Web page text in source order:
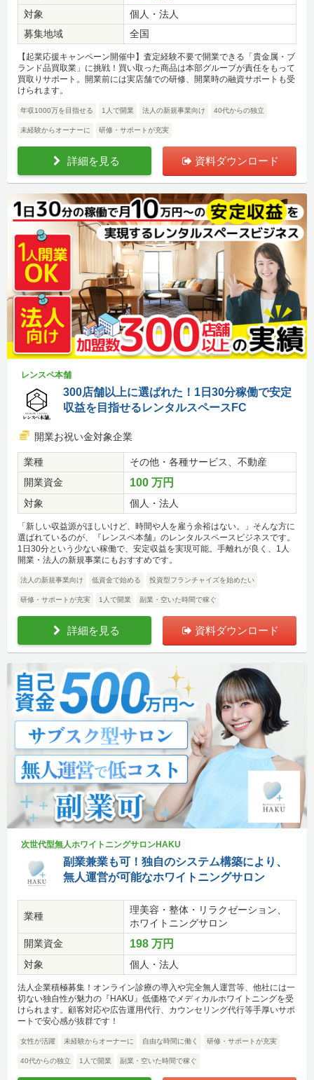
対象
個人・法人
募集地域
全国
【起業応援キャンペーン開催中】査定経験不要で開業できる「貴金属・ブ
ランド品買取業」に挑戦！買い取った商品は本部グループが責任をもって
買取りサポート。開業前には実店舗での研修、開業時の融資サポートも受
けられます。
年収1000万を目指せる 1人で開業 法人の新規事業向け 40代からの独立
未経験からオーナーに 研修・サポートが充実
詳細を見る 資料ダウンロード
レンスペ本舗
300店舗以上に選ばれた！1日30分稼働で安定
収益を目指せるレンタルスペースFC
開業お祝い金対象企業
業種
その他・各種サービス、不動産
開業資金
100 万円
対象 個人・法人
「新しい収益源がほしいけど、時間や人を雇う余裕はない。」そんな方に
選ばれているのが、『レンスペ本舗』のレンタルスペースビジネスです。
1日30分という少ない稼働で、安定収益を実現可能。手離れが良く、1人
開業・法人の新規事業にもおすすめです。
法人の新規事業向け 低資金で始める 投資型フランチャイズを始めたい
研修・サポートが充実 1人で開業 副業・空いた時間で稼ぐ
詳細を見る 資料ダウンロード
次世代型無人ホワイトニングサロンHAKU
副業兼業も可！独自のシステム構築により、
無人運営が可能なホワイトニングサロン
業種
理美容・整体・リラクゼーション、
ホワイトニングサロン
開業資金
198 万円
対象 個人・法人
法人企業積極募集！オンライン診療の導入や完全無人運営等、他社には一
切ない独自性が魅力の『HAKU』低価格でメディカルホワイトニングを受
けられます。顧客対応や広告運用代行、カウンセリング代行等手厚いサポ
ートで安心感が抜群です！
女性が活躍 未経験からオーナーに 自由な時間に働く 研修・サポートが充実
40代からの独立 1人で開業 副業・空いた時間で稼ぐ